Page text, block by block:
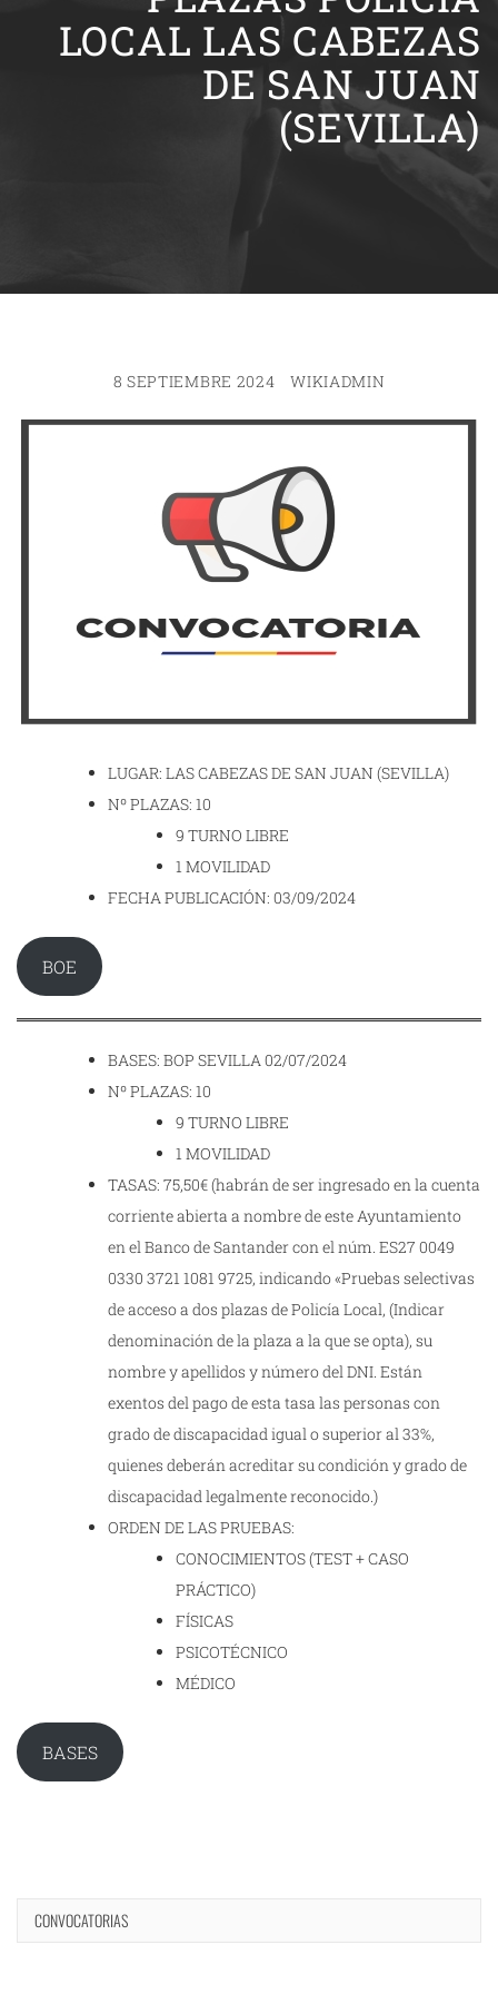
LOCAL LAS CABEZAS
DE SAN JUAN
(SEVILLA)
8 SEPTIEMBRE 2024 WIKIADMIN
LUGAR: LAS CABEZAS DE SAN JUAN (SEVILLA)
Nº PLAZAS: 10
9 TURNO LIBRE
1 MOVILIDAD
FECHA PUBLICACIÓN: 03/09/2024
BOE
BASES: BOP SEVILLA 02/07/2024
Nº PLAZAS: 10
9 TURNO LIBRE
1 MOVILIDAD
TASAS: 75,50€ (habrán de ser ingresado en la cuenta
corriente abierta a nombre de este Ayuntamiento
en el Banco de Santander con el núm. ES27 0049
0330 3721 1081 9725, indicando «Pruebas selectivas
de acceso a dos plazas de Policía Local, (Indicar
denominación de la plaza a la que se opta), su
nombre y apellidos y número del DNI. Están
exentos del pago de esta tasa las personas con
grado de discapacidad igual o superior al 33%,
quienes deberán acreditar su condición y grado de
discapacidad legalmente reconocido.)
ORDEN DE LAS PRUEBAS:
CONOCIMIENTOS (TEST + CASO
PRÁCTICO)
FÍSICAS
PSICOTÉCNICO
MÉDICO
BASES
CONVOCATORIAS